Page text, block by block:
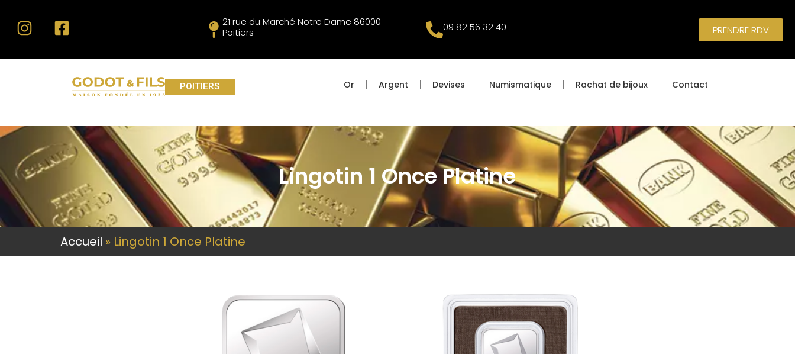
21 rue du Marché Notre Dame 86000
Poitiers
09 82 56 32 40 PRENDRE RDV
POITIERS Or Argent Devises Numismatique Rachat de bijoux Contact
Lingotin 1 Once Platine
Accueil » Lingotin 1 Once Platine